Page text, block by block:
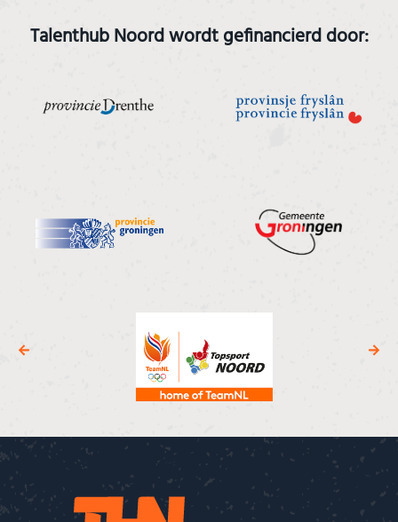
Talenthub Noord wordt gefinancierd door: